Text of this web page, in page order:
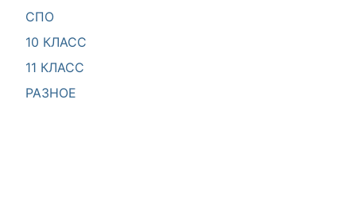
СПО
10 КЛАСС
11 КЛАСС
РАЗНОЕ